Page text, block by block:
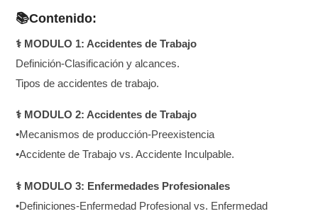
📚Contenido:
⚕ MODULO 1: Accidentes de Trabajo
Definición-Clasificación y alcances.
Tipos de accidentes de trabajo.
⚕ MODULO 2: Accidentes de Trabajo
•Mecanismos de producción-Preexistencia
•Accidente de Trabajo vs. Accidente Inculpable.
⚕ MODULO 3: Enfermedades Profesionales
•Definiciones-Enfermedad Profesional vs. Enfermedad